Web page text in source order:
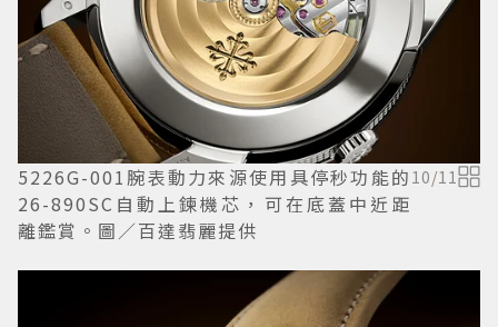
5226G-001腕表動力來源使用具停秒功能的
26-890SC自動上鍊機芯，可在底蓋中近距
離鑑賞。圖／百達翡麗提供
10/11